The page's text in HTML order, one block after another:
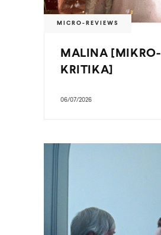
MICRO-REVIEWS
MALINA [MIKRO-
KRITIKA]
06/07/2026